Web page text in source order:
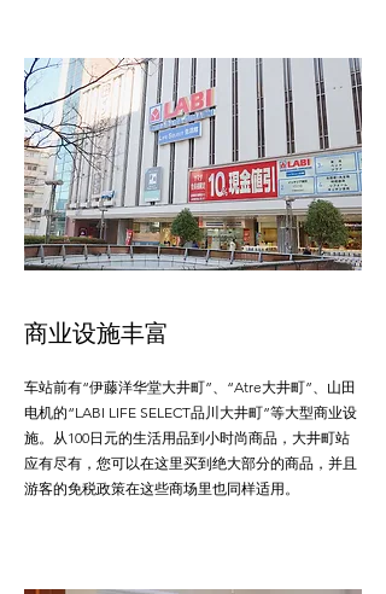
商业设施丰富
车站前有“伊藤洋华堂大井町”、“Atre大井町”、山田
电机的“LABI LIFE SELECT品川大井町”等大型商业设
施。从100日元的生活用品到小时尚商品，大井町站
应有尽有，您可以在这里买到绝大部分的商品，并且
游客的免税政策在这些商场里也同样适用。